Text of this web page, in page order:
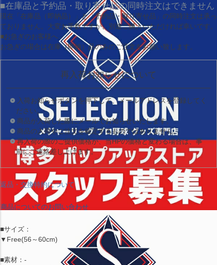
■在庫品と予約品・取り寄せ品の同時注文はできません
現在 「在庫品（即納品）」 と「予約品・取り寄せ品」 の同時注文は承っ
ておりません。大変お手数ですが、別途ご購入いただければ幸いです。
■お急ぎのお客様へ
お急ぎの場合は在庫（即納）品のみのご注文をお願い致します。
再入荷お知らせについて
入荷お知らせボタンを押下して、メールアドレスを登録してく
ださい。
商品が入荷した際にメールでお知らせいたします。
商品の入荷やご注文を確定するものではありません。
再入荷の際のご提供価格が、当HPの価格と変わる場合は、事
前にご連絡差し上げます。
返品・交換特約について
商品についてのお問い合わせ
■サイズ：
▼Free(56～60cm)
■素材：-